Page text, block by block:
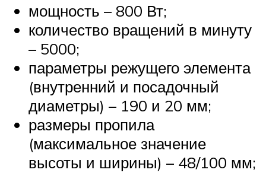
мощность – 800 Вт;
количество вращений в минуту
– 5000;
параметры режущего элемента
(внутренний и посадочный
диаметры) – 190 и 20 мм;
размеры пропила
(максимальное значение
высоты и ширины) – 48/100 мм;